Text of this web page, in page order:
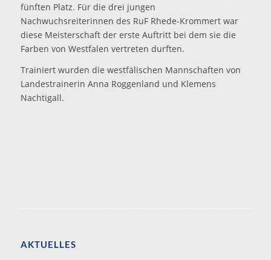
fünften Platz. Für die drei jungen
Nachwuchsreiterinnen des RuF Rhede-Krommert war
diese Meisterschaft der erste Auftritt bei dem sie die
Farben von Westfalen vertreten durften.
Trainiert wurden die westfälischen Mannschaften von
Landestrainerin Anna Roggenland und Klemens
Nachtigall.
AKTUELLES